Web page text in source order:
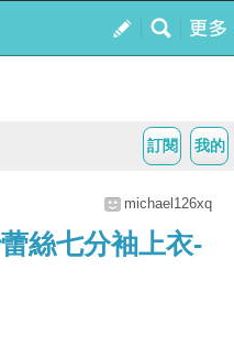
我的
訂閱
michael126xq
絲七分袖上衣-